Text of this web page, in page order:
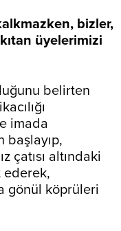
bizler,
üyelerimizi
belirten
imada
başlayıp,
çatısı altındaki
ederek,
gönül köprüleri